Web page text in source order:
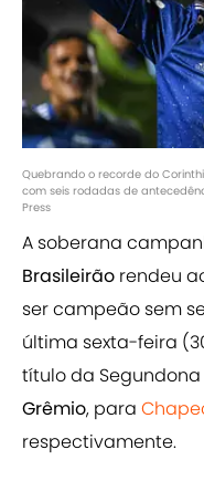
Quebrando o recorde do
com seis rodadas de
Press
A soberana
Brasileirão rendeu
ser campeão sem
última sexta-feira
título da
Grêmio, para
respectivamente.